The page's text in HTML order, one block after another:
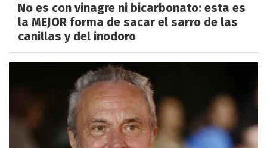
No es con vinagre ni bicarbonato: esta es
la MEJOR forma de sacar el sarro de las
canillas y del inodoro